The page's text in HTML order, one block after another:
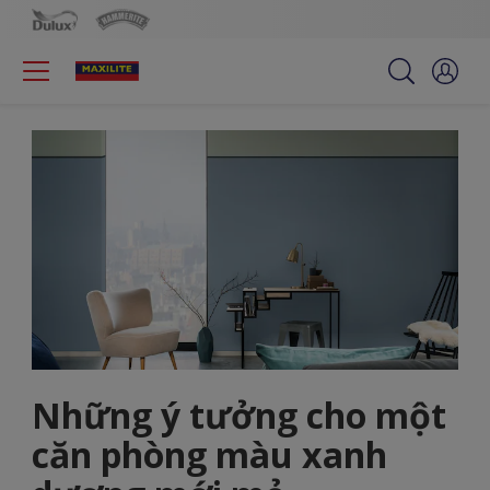
Những ý tưởng cho một
căn phòng màu xanh